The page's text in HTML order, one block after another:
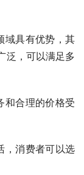
域具有优势，其
泛，可以满足多
和合理的价格受
，消费者可以选